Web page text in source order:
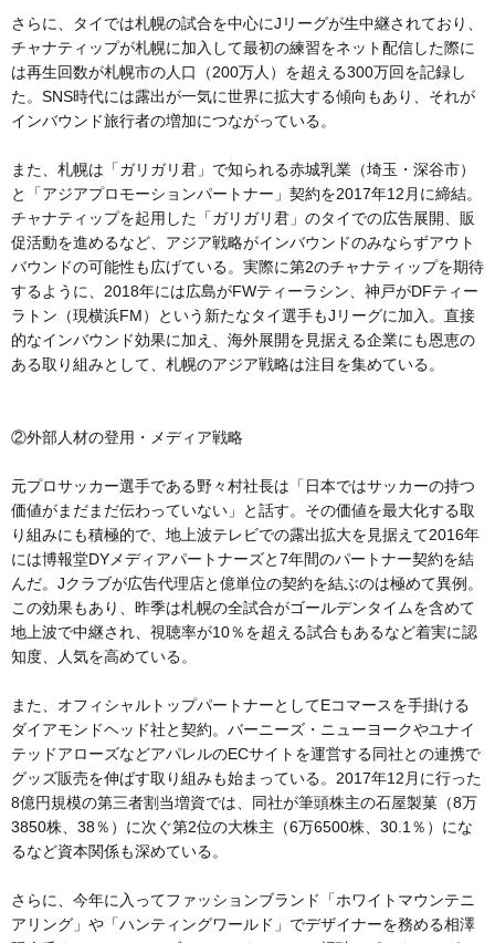
さらに、タイでは札幌の試合を中心にJリーグが生中継されており、
チャナティップが札幌に加入して最初の練習をネット配信した際に
は再生回数が札幌市の人口（200万人）を超える300万回を記録し
た。SNS時代には露出が一気に世界に拡大する傾向もあり、それが
インバウンド旅行者の増加につながっている。
また、札幌は「ガリガリ君」で知られる赤城乳業（埼玉・深谷市）
と「アジアプロモーションパートナー」契約を2017年12月に締結。
チャナティップを起用した「ガリガリ君」のタイでの広告展開、販
促活動を進めるなど、アジア戦略がインバウンドのみならずアウト
バウンドの可能性も広げている。実際に第2のチャナティップを期待
するように、2018年には広島がFWティーラシン、神戸がDFティー
ラトン（現横浜FM）という新たなタイ選手もJリーグに加入。直接
的なインバウンド効果に加え、海外展開を見据える企業にも恩恵の
ある取り組みとして、札幌のアジア戦略は注目を集めている。
②外部人材の登用・メディア戦略
元プロサッカー選手である野々村社長は「日本ではサッカーの持つ
価値がまだまだ伝わっていない」と話す。その価値を最大化する取
り組みにも積極的で、地上波テレビでの露出拡大を見据えて2016年
には博報堂DYメディアパートナーズと7年間のパートナー契約を結
んだ。Jクラブが広告代理店と億単位の契約を結ぶのは極めて異例。
この効果もあり、昨季は札幌の全試合がゴールデンタイムを含めて
地上波で中継され、視聴率が10％を超える試合もあるなど着実に認
知度、人気を高めている。
また、オフィシャルトップパートナーとしてEコマースを手掛ける
ダイアモンドヘッド社と契約。バーニーズ・ニューヨークやユナイ
テッドアローズなどアパレルのECサイトを運営する同社との連携で
グッズ販売を伸ばす取り組みも始まっている。2017年12月に行った
8億円規模の第三者割当増資では、同社が筆頭株主の石屋製菓（8万
3850株、38％）に次ぐ第2位の大株主（6万6500株、30.1％）にな
るなど資本関係も深めている。
さらに、今年に入ってファッションブランド「ホワイトマウンテニ
アリング」や「ハンティングワールド」でデザイナーを務める相澤